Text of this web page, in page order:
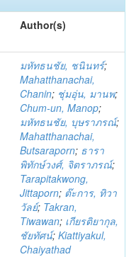
Author(s)
มหัทธนชัย, ชนินทร์;
Mahatthanachai,
Chanin; ชุ่มอุ่น, มานพ;
Chum-un, Manop;
มหัทธนชัย, บุษราภรณ์;
Mahatthanachai,
Butsaraporn; ธารา
พิทักษ์วงศ์, จิตราภรณ์;
Tarapitakwong,
Jittaporn; ต๊ะการ, ทิวา
วัลย์; Takran,
Tiwawan; เกียรติยากุล,
ชัยทัศน์; Kiattiyakul,
Chaiyathad